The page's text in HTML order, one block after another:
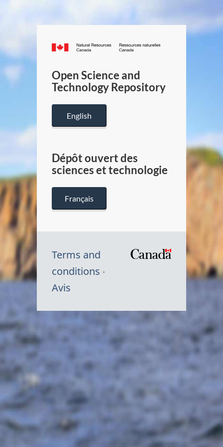
Canada.ca
/
Canada
Open Science and
Technology Repository
English
Dépôt ouvert des
sciences et technologie
Français
Terms and
conditions
Avis
Symbole
Canada